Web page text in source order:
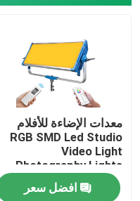
معدات الإضاءة للأفلام
RGB SMD Led Studio
Video Light
Photography Lights
500w Skyblue Panels
12 Effectsافضل سعر